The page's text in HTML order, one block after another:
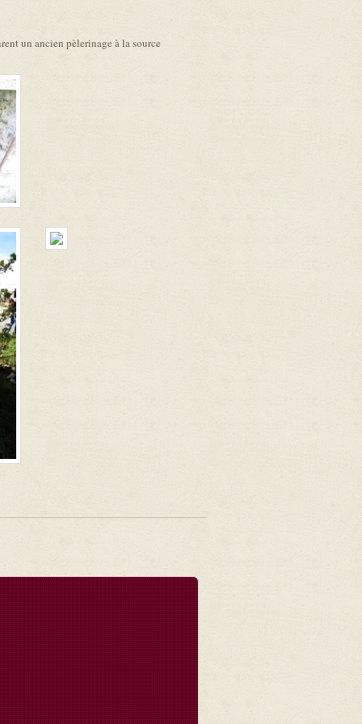
un ancien pèlerinage à la source